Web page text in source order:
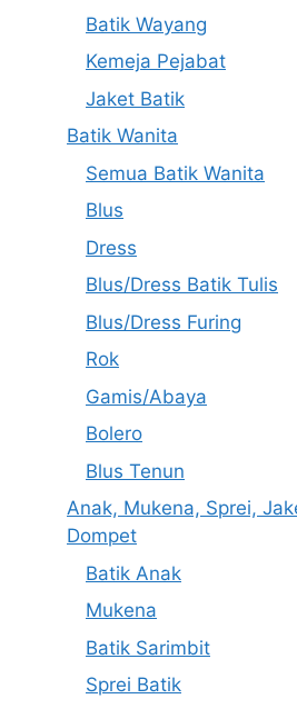
Batik Wayang
Kemeja Pejabat
Jaket Batik
Batik Wanita
Semua Batik Wanita
Blus
Dress
Blus/Dress Batik Tulis
Blus/Dress Furing
Rok
Gamis/Abaya
Bolero
Blus Tenun
Anak, Mukena, Sprei,
Dompet
Batik Anak
Mukena
Batik Sarimbit
Sprei Batik